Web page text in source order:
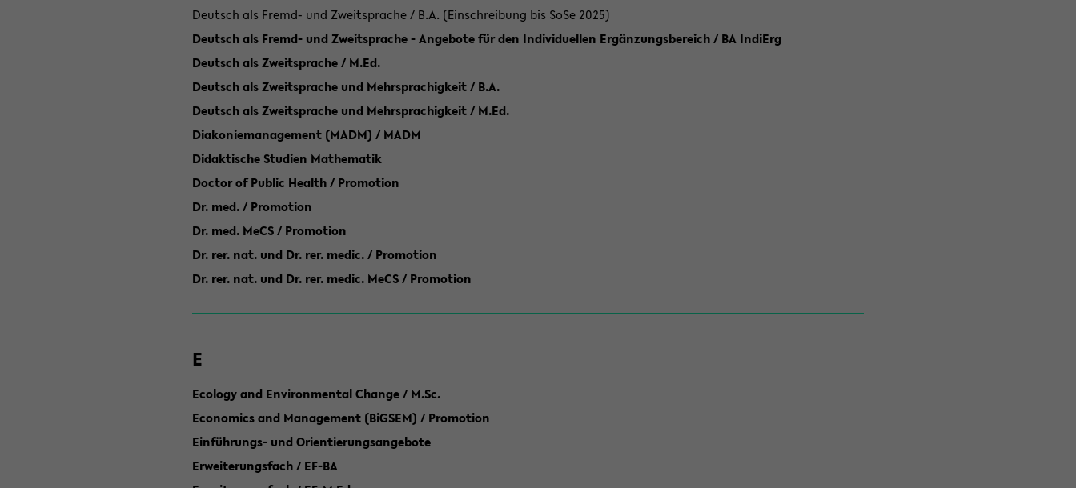
Deutsch als Fremd- und Zweitsprache / B.A. (Einschreibung bis SoSe 2025)
Deutsch als Fremd- und Zweitsprache - Angebote für den Individuellen Ergänzungsbereich / BA IndiErg
Deutsch als Zweitsprache / M.Ed.
Deutsch als Zweitsprache und Mehrsprachigkeit / B.A.
Deutsch als Zweitsprache und Mehrsprachigkeit / M.Ed.
Diakoniemanagement (MADM) / MADM
Didaktische Studien Mathematik
Doctor of Public Health / Promotion
Dr. med. / Promotion
Dr. med. MeCS / Promotion
Dr. rer. nat. und Dr. rer. medic. / Promotion
Dr. rer. nat. und Dr. rer. medic. MeCS / Promotion
E
Ecology and Environmental Change / M.Sc.
Economics and Management (BiGSEM) / Promotion
Einführungs- und Orientierungsangebote
Erweiterungsfach / EF-BA